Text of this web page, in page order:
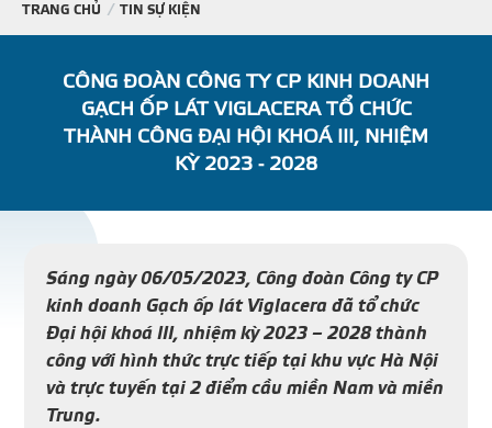
THƯ
TRANG CHỦ TIN SỰ KIỆN
CÔNG ĐOÀN CÔNG TY CP KINH DOANH
GẠCH ỐP LÁT VIGLACERA TỔ CHỨC
THÀNH CÔNG ĐẠI HỘI KHOÁ III, NHIỆM
KỲ 2023 - 2028
Sáng ngày 06/05/2023, Công đoàn Công ty CP
kinh doanh Gạch ốp lát Viglacera đã tổ chức
Đại hội khoá III, nhiệm kỳ 2023 – 2028 thành
công với hình thức trực tiếp tại khu vực Hà Nội
và trực tuyến tại 2 điểm cầu miền Nam và miền
Trung.